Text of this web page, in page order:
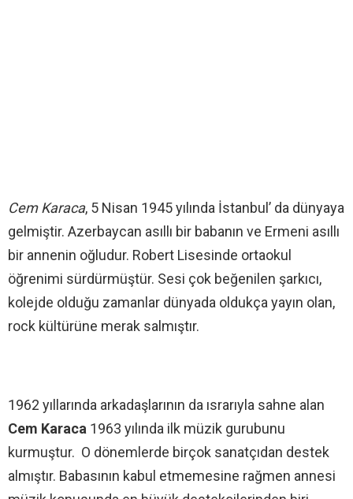
Cem Karaca, 5 Nisan 1945 yılında İstanbul’ da dünyaya
gelmiştir. Azerbaycan asıllı bir babanın ve Ermeni asıllı
bir annenin oğludur. Robert Lisesinde ortaokul
öğrenimi sürdürmüştür. Sesi çok beğenilen şarkıcı,
kolejde olduğu zamanlar dünyada oldukça yayın olan,
rock kültürüne merak salmıştır.
1962 yıllarında arkadaşlarının da ısrarıyla sahne alan
Cem Karaca 1963 yılında ilk müzik gurubunu
kurmuştur. O dönemlerde birçok sanatçıdan destek
almıştır. Babasının kabul etmemesine rağmen annesi